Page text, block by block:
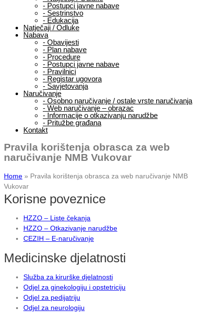
- Postupci javne nabave
- Sestrinstvo
- Edukacija
Natječaji / Odluke
Nabava
- Obavijesti
- Plan nabave
- Procedure
- Postupci javne nabave
- Pravilnici
- Registar ugovora
- Savjetovanja
Naručivanje
- Osobno naručivanje / ostale vrste naručivanja
- Web naručivanje – obrazac
- Informacije o otkazivanju narudžbe
- Pritužbe građana
Kontakt
Pravila korištenja obrasca za web
naručivanje NMB Vukovar
Home » Pravila korištenja obrasca za web naručivanje NMB
Vukovar
Korisne poveznice
HZZO – Liste čekanja
HZZO – Otkazivanje narudžbe
CEZIH – E-naručivanje
Medicinske djelatnosti
Služba za kirurške djelatnosti
Odjel za ginekologiju i opstetriciju
Odjel za pedijatriju
Odjel za neurologiju